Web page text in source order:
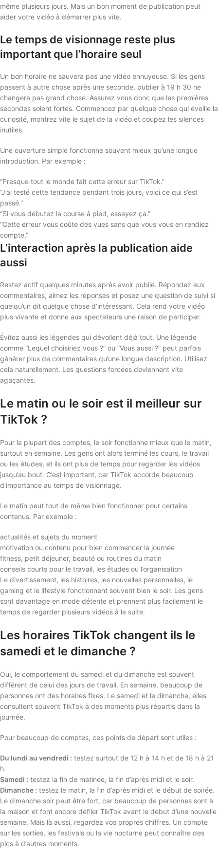
même plusieurs jours. Mais un bon moment de publication peut
aider votre vidéo à démarrer plus vite.
Le temps de visionnage reste plus
important que l’horaire seul
Un bon horaire ne sauvera pas une vidéo ennuyeuse. Si les gens
passent à autre chose après une seconde, publier à 19 h 30 ne
changera pas grand chose. Assurez vous donc que les premières
secondes soient fortes. Commencez par quelque chose qui éveille la
curiosité, montrez vite le sujet de la vidéo et coupez les silences
inutiles.
Une ouverture simple fonctionne souvent mieux qu’une longue
introduction. Par exemple :
“Presque tout le monde fait cette erreur sur TikTok.”
“J’ai testé cette tendance pendant trois jours, voici ce qui s’est
passé.”
“Si vous débutez la course à pied, essayez ça.”
“Cette erreur vous coûte des vues sans que vous vous en rendiez
compte.”
L’interaction après la publication aide
aussi
Restez actif quelques minutes après avoir publié. Répondez aux
commentaires, aimez les réponses et posez une question de suivi si
quelqu’un dit quelque chose d’intéressant. Cela rend votre vidéo
plus vivante et donne aux spectateurs une raison de participer.
Évitez aussi les légendes qui dévoilent déjà tout. Une légende
comme “Lequel choisiriez vous ?” ou “Vous aussi ?” peut parfois
générer plus de commentaires qu’une longue description. Utilisez
cela naturellement. Les questions forcées deviennent vite
agaçantes.
Le matin ou le soir est il meilleur sur
TikTok ?
Pour la plupart des comptes, le soir fonctionne mieux que le matin,
surtout en semaine. Les gens ont alors terminé les cours, le travail
ou les études, et ils ont plus de temps pour regarder les vidéos
jusqu’au bout. C’est important, car TikTok accorde beaucoup
d’importance au temps de visionnage.
Le matin peut tout de même bien fonctionner pour certains
contenus. Par exemple :
actualités et sujets du moment
motivation ou contenu pour bien commencer la journée
fitness, petit déjeuner, beauté ou routines du matin
conseils courts pour le travail, les études ou l’organisation
Le divertissement, les histoires, les nouvelles personnelles, le
gaming et le lifestyle fonctionnent souvent bien le soir. Les gens
sont davantage en mode détente et prennent plus facilement le
temps de regarder plusieurs vidéos à la suite.
Les horaires TikTok changent ils le
samedi et le dimanche ?
Oui, le comportement du samedi et du dimanche est souvent
différent de celui des jours de travail. En semaine, beaucoup de
personnes ont des horaires fixes. Le samedi et le dimanche, elles
consultent souvent TikTok à des moments plus répartis dans la
journée.
Pour beaucoup de comptes, ces points de départ sont utiles :
Du lundi au vendredi : testez surtout de 12 h à 14 h et de 18 h à 21
h.
Samedi : testez la fin de matinée, la fin d’après midi et le soir.
Dimanche : testez le matin, la fin d’après midi et le début de soirée.
Le dimanche soir peut être fort, car beaucoup de personnes sont à
la maison et font encore défiler TikTok avant le début d’une nouvelle
semaine. Mais là aussi, regardez vos propres chiffres. Un compte
sur les sorties, les festivals ou la vie nocturne peut connaître des
pics à d’autres moments.